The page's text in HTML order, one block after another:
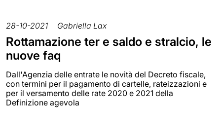
28-10-2021 Gabriella Lax
Rottamazione ter e saldo e stralcio, le
nuove faq
Dall'Agenzia delle entrate le novità del Decreto fiscale,
con termini per il pagamento di cartelle, rateizzazioni e
per il versamento delle rate 2020 e 2021 della
Definizione agevola